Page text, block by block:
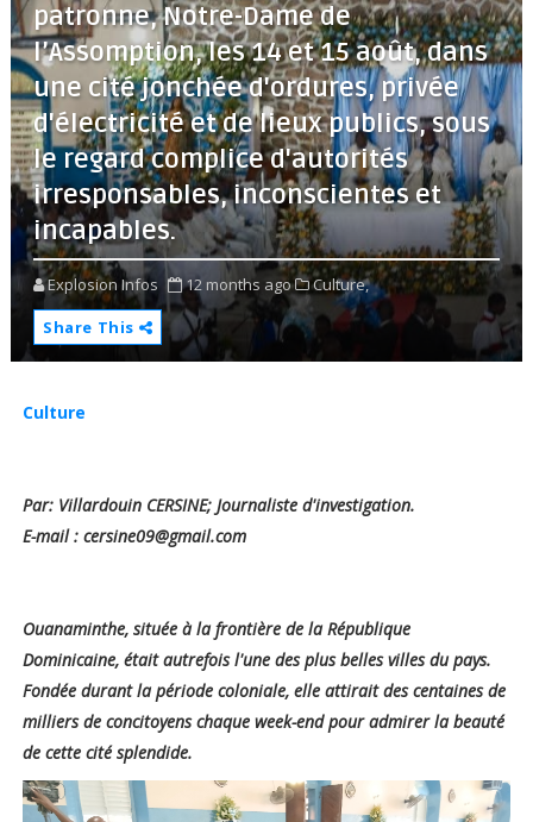
patronne, Notre-Dame de
l’Assomption, les 14 et 15 août, dans
une cité jonchée d'ordures, privée
d'électricité et de lieux publics, sous
le regard complice d'autorités
irresponsables, inconscientes et
incapables.
Explosion Infos 12 months ago
Culture,
Share This
Culture
Par: Villardouin CERSINE; Journaliste d'investigation.
E-mail : cersine09@gmail.com
Ouanaminthe, située à la frontière de la République
Dominicaine, était autrefois l'une des plus belles villes du pays.
Fondée durant la période coloniale, elle attirait des centaines de
milliers de concitoyens chaque week-end pour admirer la beauté
de cette cité splendide.